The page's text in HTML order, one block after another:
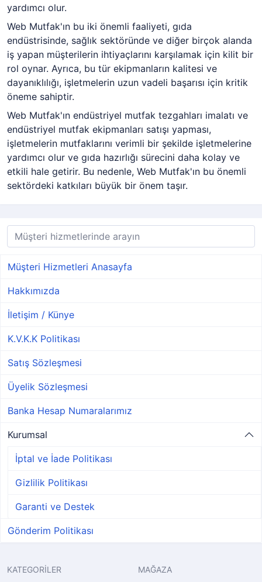
yardımcı olur.
Web Mutfak'ın bu iki önemli faaliyeti, gıda
endüstrisinde, sağlık sektöründe ve diğer birçok alanda
iş yapan müşterilerin ihtiyaçlarını karşılamak için kilit bir
rol oynar. Ayrıca, bu tür ekipmanların kalitesi ve
dayanıklılığı, işletmelerin uzun vadeli başarısı için kritik
öneme sahiptir.
Web Mutfak'ın endüstriyel mutfak tezgahları imalatı ve
endüstriyel mutfak ekipmanları satışı yapması,
işletmelerin mutfaklarını verimli bir şekilde işletmelerine
yardımcı olur ve gıda hazırlığı sürecini daha kolay ve
etkili hale getirir. Bu nedenle, Web Mutfak'ın bu önemli
sektördeki katkıları büyük bir önem taşır.
Müşteri Hizmetleri Anasayfa
Hakkımızda
İletişim / Künye
K.V.K.K Politikası
Satış Sözleşmesi
Üyelik Sözleşmesi
Banka Hesap Numaralarımız
Kurumsal
İptal ve İade Politikası
Gizlilik Politikası
Garanti ve Destek
Gönderim Politikası
KATEGORİLER
MAĞAZA